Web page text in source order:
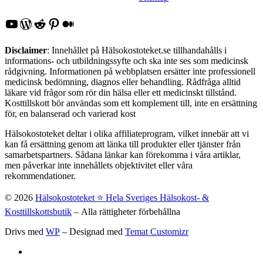
YouTube
WordPress
Reddit
Pinterest
Medium
Disclaimer: Innehållet på Hälsokostoteket.se tillhandahålls i
informations- och utbildningssyfte och ska inte ses som medicinsk
rådgivning. Informationen på webbplatsen ersätter inte professionell
medicinsk bedömning, diagnos eller behandling. Rådfråga alltid
läkare vid frågor som rör din hälsa eller ett medicinskt tillstånd.
Kosttillskott bör användas som ett komplement till, inte en ersättning
för, en balanserad och varierad kost
Hälsokostoteket deltar i olika affiliateprogram, vilket innebär att vi
kan få ersättning genom att länka till produkter eller tjänster från
samarbetspartners. Sådana länkar kan förekomma i våra artiklar,
men påverkar inte innehållets objektivitet eller våra
rekommendationer.
© 2026 Hälsokostoteket ⭐️ Hela Sveriges Hälsokost- &
Kosttillskottsbutik – Alla rättigheter förbehållna
Drivs med WP – Designad med Temat Customizr